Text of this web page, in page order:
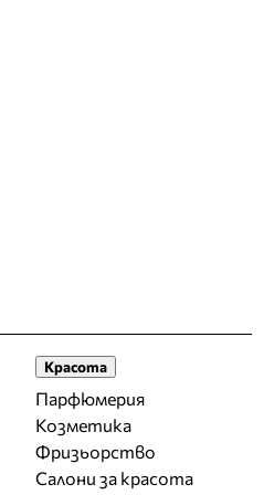
Красота
Парфюмерия
Козметика
Фризьорство
Салони за красота